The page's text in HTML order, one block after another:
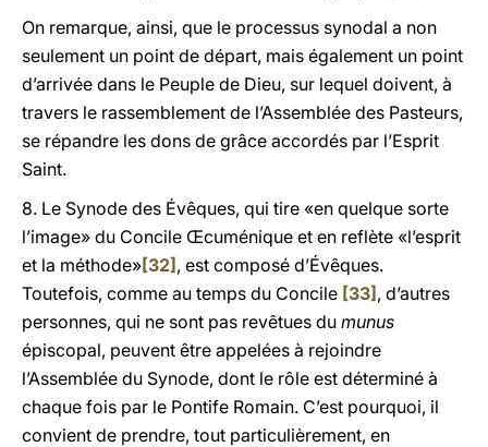
On remarque, ainsi, que le processus synodal a non
seulement un point de départ, mais également un point
d’arrivée dans le Peuple de Dieu, sur lequel doivent, à
travers le rassemblement de l’Assemblée des Pasteurs,
se répandre les dons de grâce accordés par l’Esprit
Saint.
8. Le Synode des Évêques, qui tire «en quelque sorte
l’image» du Concile Œcuménique et en reflète «l’esprit
et la méthode»[32] , est composé d’Évêques.
Toutefois, comme au temps du Concile [33] , d’autres
personnes, qui ne sont pas revêtues du munus
épiscopal, peuvent être appelées à rejoindre
l’Assemblée du Synode, dont le rôle est déterminé à
chaque fois par le Pontife Romain. C’est pourquoi, il
convient de prendre, tout particulièrement, en